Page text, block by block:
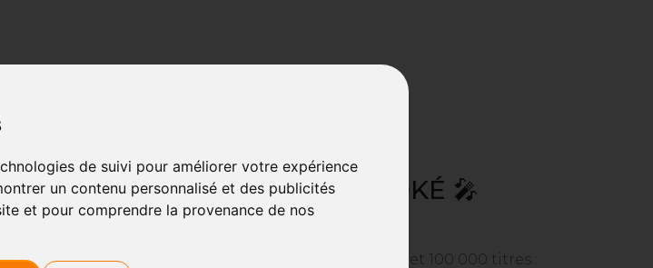
de suivi pour améliorer votre expérience
un contenu personnalisé et des publicités
et pour comprendre la provenance de nos
URBAN SING - BOX KARAOKÉ 🎤
Parce que la douche, c'est trop petit.
Votre box privée de 12m², jusqu'à 10 personnes et 100 000 titres :